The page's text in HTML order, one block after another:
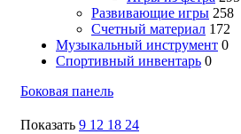
Развивающие игры 258
Счетный материал 172
Музыкальный инструмент 0
Спортивный инвентарь 0
Боковая панель
Показать 9 12 18 24